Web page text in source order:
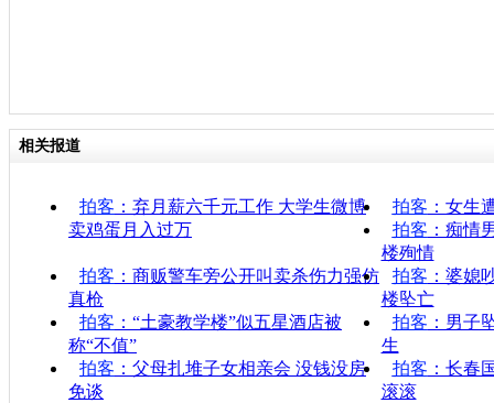
相关报道
拍客 ：弃月薪六千元工作 大学生微博
卖鸡蛋月入过万
拍客 ：女生
拍客 ：痴情
楼殉情
拍客 ：商贩警车旁公开叫卖杀伤力强仿
真枪
拍客 ：婆媳
楼坠亡
拍客 ：“土豪教学楼”似五星酒店被
称“不值”
拍客 ：男子
生
拍客 ：父母扎堆子女相亲会 没钱没房
免谈
拍客 ：长春
滚滚